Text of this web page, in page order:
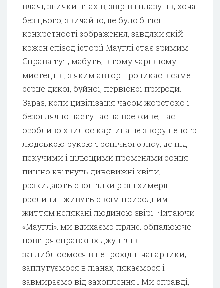
вдачі, звички птахів, звірів і плазунів, хоча
без цього, звичайно, не було б тієї
конкретності зображення, завдяки якій
кожен епізод історії Мауглі стає зримим.
Справа тут, мабуть, в тому чарівному
мистецтві, з яким автор проникає в саме
серце дикої, буйної, первісної природи.
Зараз, коли цивілізація часом жорстоко і
безоглядно наступає на все живе, нас
особливо хвилює картина не зворушеного
людською рукою тропічного лісу, де під
пекучими і цілющими променями сонця
пишно квітнуть дивовижні квіти,
розкидають свої гілки різні химерні
рослини і живуть своїм природним
життям нелякані людиною звірі. Читаючи
«Мауглі», ми вдихаємо пряне, обпалююче
повітря справжніх джунглів,
заглиблюємося в непрохідні чагарники,
заплутуємося в ліанах, лякаємося і
завмираємо від захоплення… Ми справді,